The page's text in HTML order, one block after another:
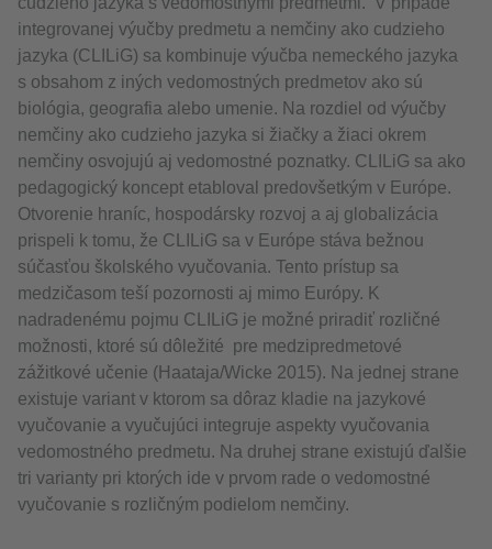
integrovanej výučby predmetu a nemčiny ako cudzieho
jazyka (CLILiG) sa kombinuje výučba nemeckého jazyka
s obsahom z iných vedomostných predmetov ako sú
biológia, geografia alebo umenie. Na rozdiel od výučby
nemčiny ako cudzieho jazyka si žiačky a žiaci okrem
nemčiny osvojujú aj vedomostné poznatky. CLILiG sa ako
pedagogický koncept etabloval predovšetkým v Európe.
Otvorenie hraníc, hospodársky rozvoj a aj globalizácia
prispeli k tomu, že CLILiG sa v Európe stáva bežnou
súčasťou školského vyučovania. Tento prístup sa
medzičasom teší pozornosti aj mimo Európy. K
nadradenému pojmu CLILiG je možné priradiť rozličné
možnosti, ktoré sú dôležité pre medzipredmetové
zážitkové učenie (Haataja/Wicke 2015). Na jednej strane
existuje variant v ktorom sa dôraz kladie na jazykové
vyučovanie a vyučujúci integruje aspekty vyučovania
vedomostného predmetu. Na druhej strane existujú ďalšie
tri varianty pri ktorých ide v prvom rade o vedomostné
vyučovanie s rozličným podielom nemčiny.